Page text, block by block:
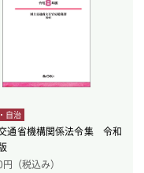
自治
通省機構関係法令集 令和
円（税込み）